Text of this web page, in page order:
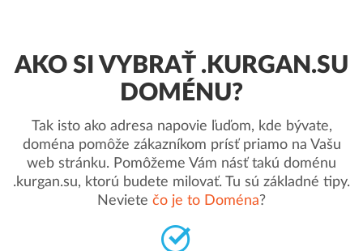
AKO SI VYBRAŤ .KURGAN.SU
DOMÉNU?
Tak isto ako adresa napovie ľuďom, kde bývate,
doména pomôže zákazníkom prísť priamo na Vašu
web stránku. Pomôžeme Vám násť takú doménu
.kurgan.su, ktorú budete milovať. Tu sú základné tipy.
Neviete čo je to Doména?